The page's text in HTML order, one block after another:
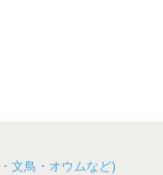
文鳥・オウムなど)